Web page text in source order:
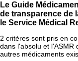
Le Guide
de transparence de
le Service Médical
2 critères sont pris en
dans l'absolu et l'ASMR
autres médicaments